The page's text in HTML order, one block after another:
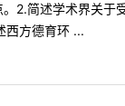
2.简述学术界关于
西方德育环 ...